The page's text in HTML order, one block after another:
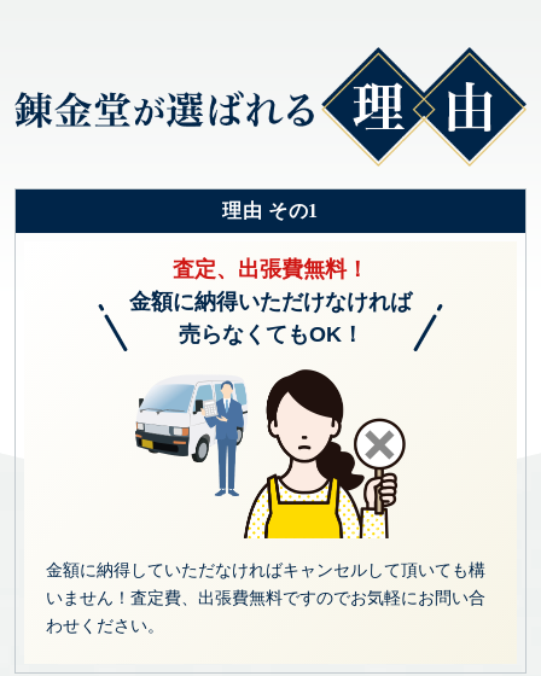
理由 その1
査定、出張費無料！
金額に納得いただけなければ
売らなくてもOK！
金額に納得していただなければキャンセルして頂いても構
いません！査定費、出張費無料ですのでお気軽にお問い合
わせください。